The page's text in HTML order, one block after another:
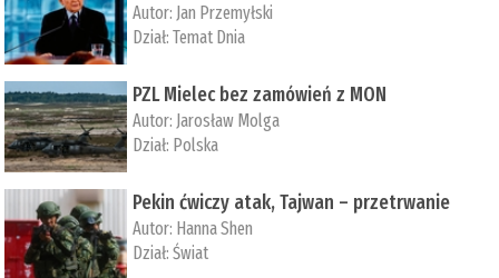
Autor: Jan Przemyłski
Dział:Temat Dnia
PZL Mielec bez zamówień z MON
Autor: Jarosław Molga
Dział: Polska
Pekin ćwiczy atak, Tajwan – przetrwanie
Autor: ­Hanna Shen
Dział:Świat